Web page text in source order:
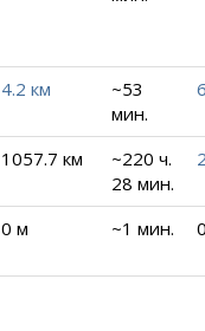
4.2 км
~53
мин.
1057.7 км
~220 ч.
28 мин.
0 м ~1 мин.